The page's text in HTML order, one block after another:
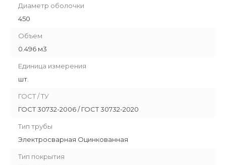
Диаметр оболочки
450
Объем
0.496 м3
Единица измерения
шт.
ГОСТ / ТУ
ГОСТ 30732-2006 / ГОСТ 30732-2020
Тип трубы
Электросварная Оцинкованная
Тип покрытия